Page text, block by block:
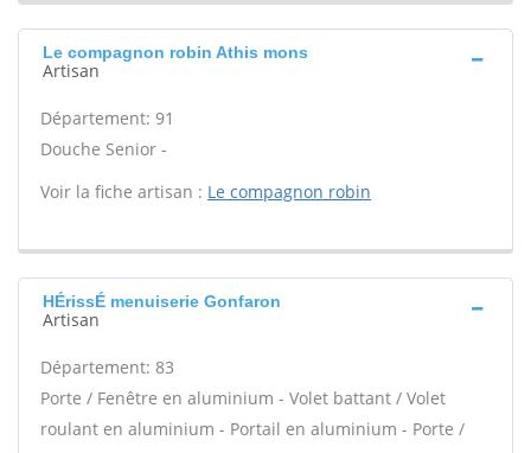
Le compagnon robin Athis mons
Artisan
Département: 91
Douche Senior -
Voir la fiche artisan : Le compagnon robin
HÉrissÉ menuiserie Gonfaron
Artisan
Département: 83
Porte / Fenêtre en aluminium - Volet battant / Volet
roulant en aluminium - Portail en aluminium - Porte /